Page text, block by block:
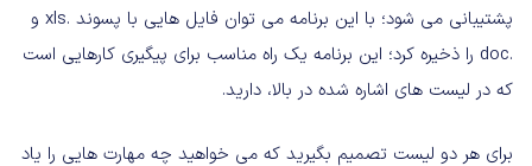
پشتیبانی می شود؛ با این برنامه می توان فایل هایی با پسوند .xls و
.doc را ذخیره کرد؛ این برنامه یک راه مناسب برای پیگیری کارهایی است
که در لیست های اشاره شده در بالا، دارید.
برای هر دو لیست تصمیم بگیرید که می خواهید چه مهارت هایی را یاد